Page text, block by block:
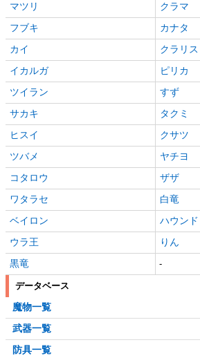
マツリ
クラマ
フブキ
カナタ
カイ
クラリス
イカルガ
ピリカ
ツイラン
すず
サカキ
タクミ
ヒスイ
クサツ
ツバメ
ヤチヨ
コタロウ
ザザ
ワタラセ
白竜
ベイロン
ハウンド
ウラ王
りん
黒竜
-
データベース
魔物一覧
武器一覧
防具一覧